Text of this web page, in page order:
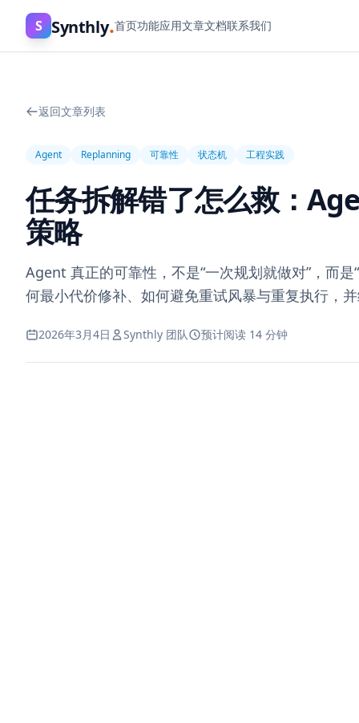
S Synthly.首页功能应用文章文档联系我们
返回文章列表
Agent Replanning 可靠性 状态机 工程实践
任务拆解错了怎么救：
策略
Agent 真正的可靠性，不是“一次规划就做对”，而
何最小代价修补、如何避免重试风暴与重复执行，
2026年3月4日 Synthly 团队 预计阅读 14 分钟